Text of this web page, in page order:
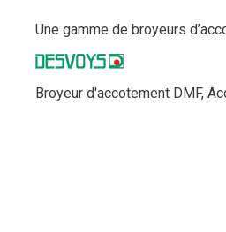
Une gamme de broyeurs
Broyeur d'accotement DMF,